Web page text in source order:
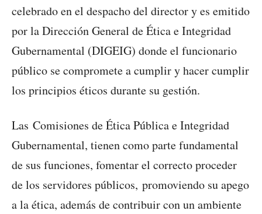
celebrado en el despacho del director y es emitido
por la Dirección General de Ética e Integridad
Gubernamental (DIGEIG) donde el funcionario
público se compromete a cumplir y hacer cumplir
los principios éticos durante su gestión.
Las Comisiones de Ética Pública e Integridad
Gubernamental, tienen como parte fundamental
de sus funciones, fomentar el correcto proceder
de los servidores públicos, promoviendo su apego
a la ética, además de contribuir con un ambiente